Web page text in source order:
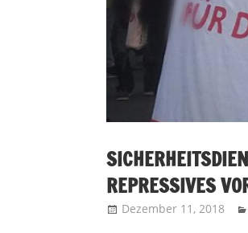
REPRESSIVES
Dezember 11, 2018